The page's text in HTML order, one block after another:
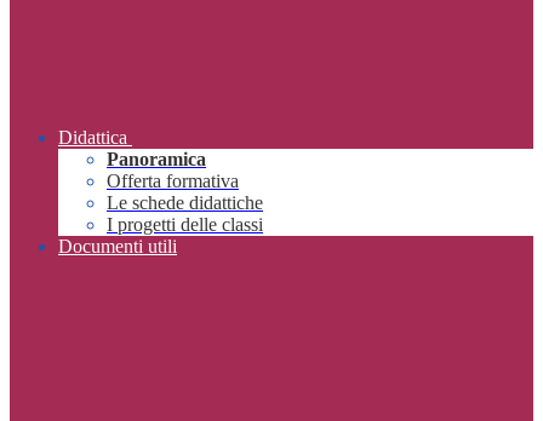
Didattica
Panoramica
Offerta formativa
Le schede didattiche
I progetti delle classi
Documenti utili